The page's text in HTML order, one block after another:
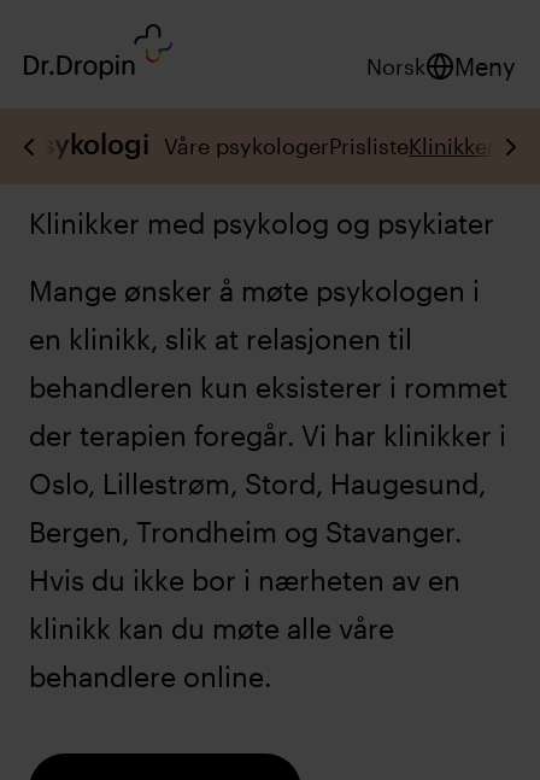
Norsk Meny
Psykologi Våre psykologerPrislisteKlinikker
Klinikker med psykolog og psykiater
Mange ønsker å møte psykologen i
en klinikk, slik at relasjonen til
behandleren kun eksisterer i rommet
der terapien foregår. Vi har klinikker i
Oslo, Lillestrøm, Stord, Haugesund,
Bergen, Trondheim og Stavanger.
Hvis du ikke bor i nærheten av en
klinikk kan du møte alle våre
behandlere online.